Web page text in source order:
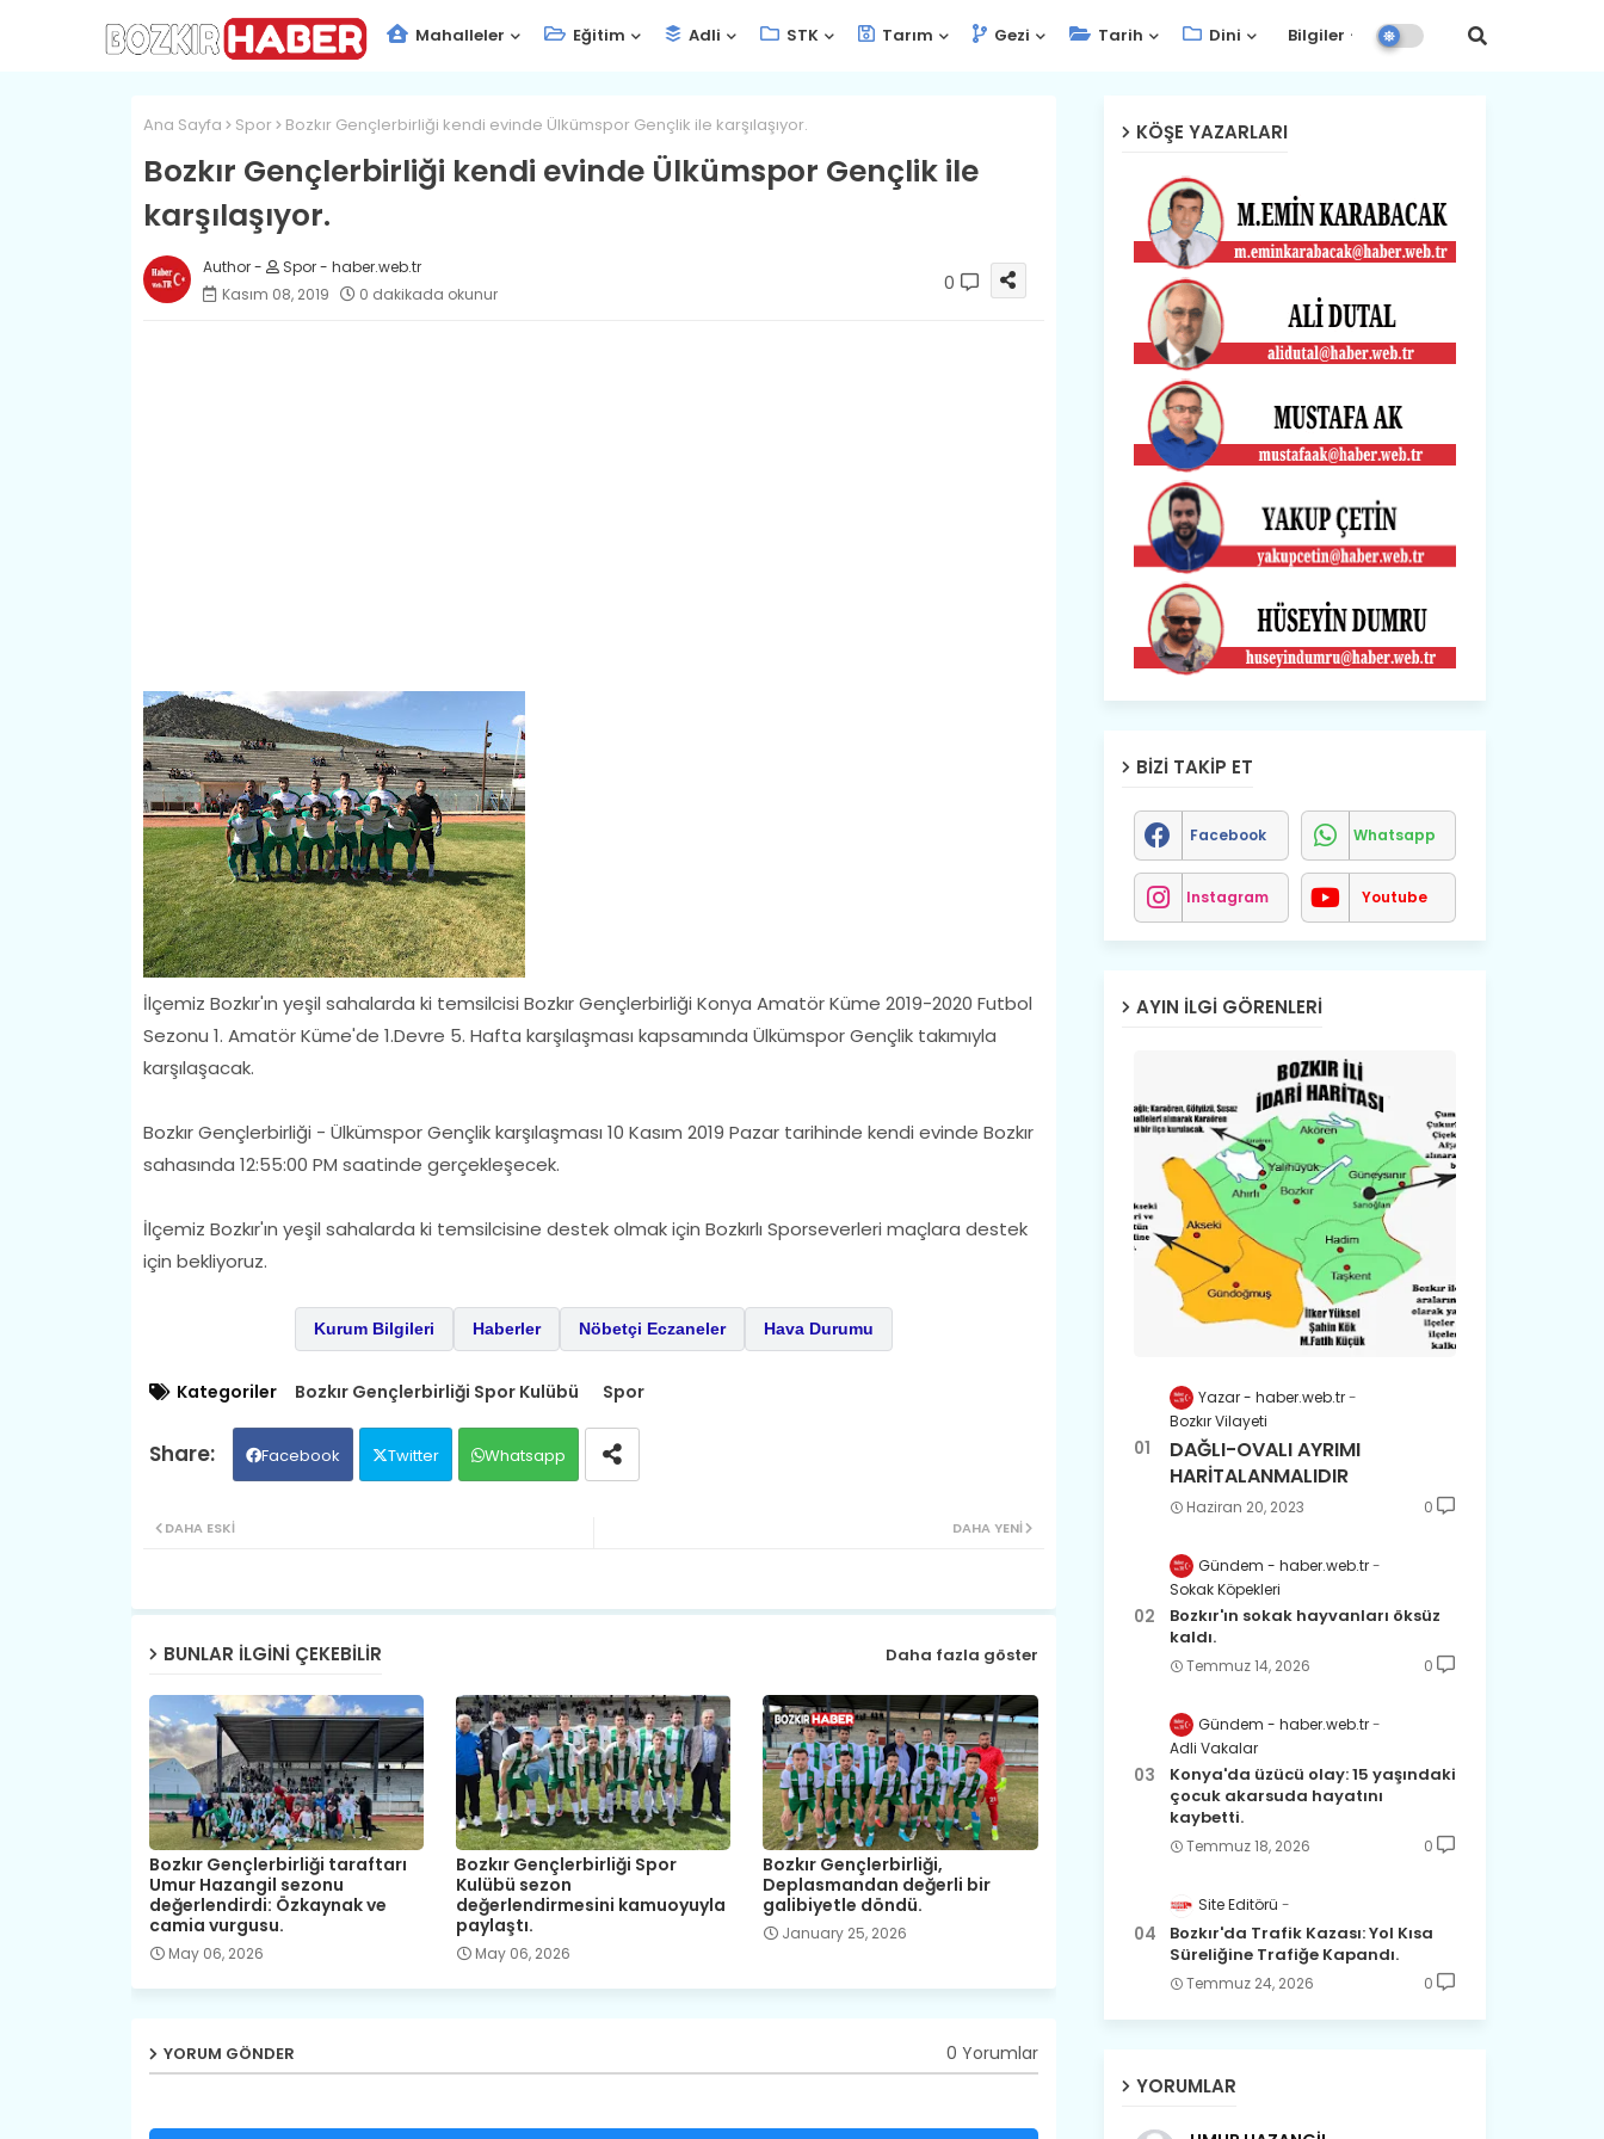
Mahalleler Eğitim Adli STK Tarım Gezi Tarih Dini Bilgiler
Ana Sayfa Spor Bozkır Gençlerbirliği kendi evinde Ülkümspor Gençlik ile karşılaşıyor.
Bozkır Gençlerbirliği kendi evinde Ülkümspor Gençlik ile
karşılaşıyor.
Spor - haber.web.tr
Kasım 08, 2019
0 dakikada okunur 0
İlçemiz Bozkır'ın yeşil sahalarda ki temsilcisi Bozkır Gençlerbirliği Konya Amatör Küme 2019-2020 Futbol
Sezonu 1. Amatör Küme'de 1.Devre 5. Hafta karşılaşması kapsamında Ülkümspor Gençlik takımıyla
karşılaşacak.
Bozkır Gençlerbirliği - Ülkümspor Gençlik karşılaşması 10 Kasım 2019 Pazar tarihinde kendi evinde Bozkır
sahasında 12:55:00 PM saatinde gerçekleşecek.
İlçemiz Bozkır'ın yeşil sahalarda ki temsilcisine destek olmak için Bozkırlı Sporseverleri maçlara destek
için bekliyoruz.
Kurum Bilgileri Haberler Nöbetçi Eczaneler Hava Durumu
Kategoriler Bozkır Gençlerbirliği Spor Kulübü Spor
Facebook Twitter Whatsapp
DAHA YENI
DAHA ESKI
BUNLAR ILGINI ÇEKEBILIR Daha fazla göster
Bozkır Gençlerbirliği taraftarı
Umur Hazangil sezonu
değerlendirdi: Özkaynak ve
camia vurgusu.
May 06, 2026
Bozkır Gençlerbirliği Spor
Kulübü sezon
değerlendirmesini kamuoyuyla
paylaştı.
May 06, 2026
Bozkır Gençlerbirliği,
Deplasmandan değerli bir
galibiyetle döndü.
January 25, 2026
YORUM GÖNDER 0 Yorumlar
KÖŞE YAZARLARI
BIZI TAKIP ET
Facebook Whatsapp
Instagram Youtube
AYIN İLGI GÖRENLERI
Yazar - haber.web.tr
Bozkır Vilayeti
DAĞLI-OVALI AYRIMI
HARİTALANMALIDIR
Haziran 20, 2023 0
Gündem - haber.web.tr
Sokak Köpekleri
Bozkır'ın sokak hayvanları öksüz
kaldı.
Temmuz 14, 2026 0
Gündem - haber.web.tr
Adli Vakalar
Konya'da üzücü olay: 15 yaşındaki
çocuk akarsuda hayatını
kaybetti.
Temmuz 18, 2026 0
Site Editörü
Bozkır'da Trafik Kazası: Yol Kısa
Süreliğine Trafiğe Kapandı.
Temmuz 24, 2026 0
YORUMLAR